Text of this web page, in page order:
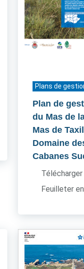
Plans de
Plan de
du Mas de
Mas de
Domaine
Cabanes
Feuilleter